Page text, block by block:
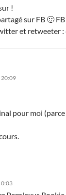
!
sur FB 🙂
et retweeter :
20:09
pour moi (parce
0:03